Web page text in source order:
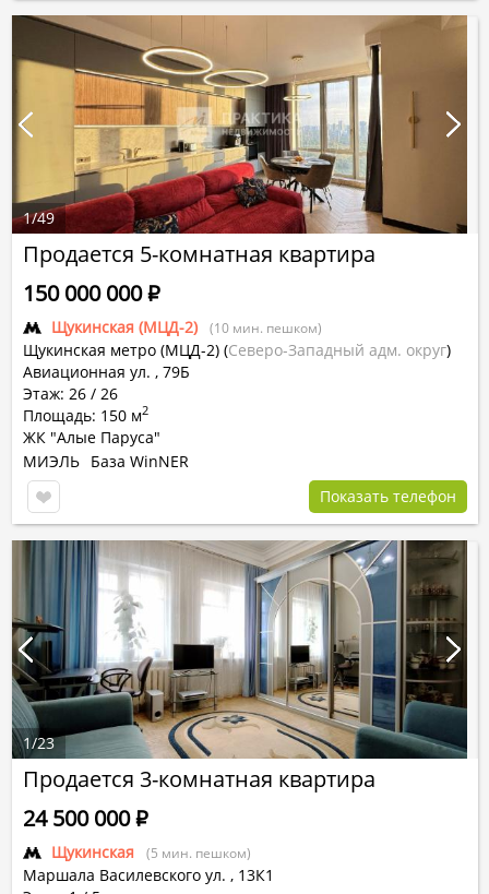
Продается 5-комнатная квартира
Щукинская (МЦД-2) (10 мин. пешком)
Щукинская метро (МЦД-2) (Северо-Западный адм. округ)
Авиационная ул. , 79Б
Этаж: 26 / 26
Площадь: 150 м2
ЖК "Алые Паруса"
150 000 000Р
МИЭЛЬ База WinNER
Показать телефон
1/49
Продается 3-комнатная квартира
Щукинская (5 мин. пешком)
Маршала Василевского ул. , 13К1
24 500 000Р
1/23